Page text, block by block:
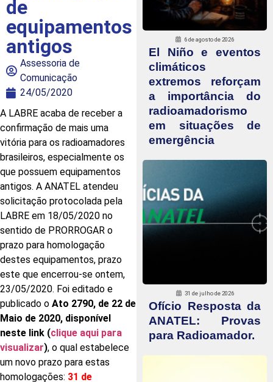
de
equipamentos
antigos
Assessoria de
Comunicação
24/05/2020
A LABRE acaba de receber a
confirmação de mais uma
vitória para os radioamadores
brasileiros, especialmente os
que possuem equipamentos
antigos. A ANATEL atendeu
solicitação protocolada pela
LABRE em 18/05/2020 no
sentido de PRORROGAR o
prazo para homologação
destes equipamentos, prazo
este que encerrou-se ontem,
23/05/2020. Foi editado e
publicado o Ato 2790, de 22 de
Maio de 2020, disponível
neste link (clique aqui para
visualizar), o qual estabelece
um novo prazo para estas
homologações: 31 de
6 de agosto de 2026
El Niño e eventos
climáticos
extremos reforçam
a importância do
radioamadorismo
em situações de
emergência
31 de julho de 2026
Ofício Resposta da
ANATEL: Provas
para Radioamador.